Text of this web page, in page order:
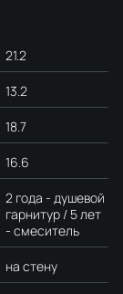
21.2
13.2
18.7
16.6
2 года - душевой
гарнитур / 5 лет
- смеситель
на стену